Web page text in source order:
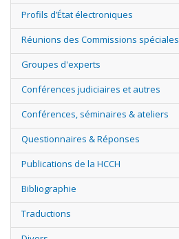
Profils d’État électroniques
Réunions des Commissions spéciales
Groupes d'experts
Conférences judiciaires et autres
Conférences, séminaires & ateliers
Questionnaires & Réponses
Publications de la HCCH
Bibliographie
Traductions